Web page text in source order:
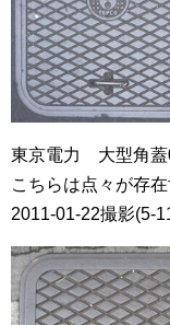
東京電力 大型角蓋
こちらは点々が存
2011-01-22撮影(5-